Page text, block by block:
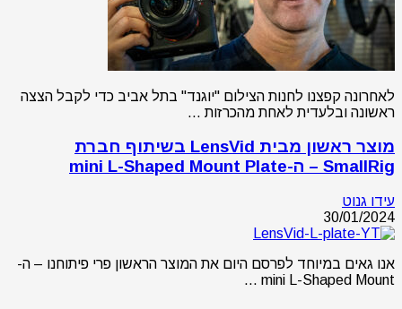
לאחרונה קפצנו לחנות הצילום "יוגנד" בתל אביב כדי לקבל הצצה
ראשונה ובלעדית לאחת מהכרזות …
מוצר ראשון מבית LensVid בשיתוף חברת
SmallRig – ה-mini L-Shaped Mount Plate
עידו גנוט
30/01/2024
אנו גאים במיוחד לפרסם היום את המוצר הראשון פרי פיתוחנו – ה-
mini L-Shaped Mount …